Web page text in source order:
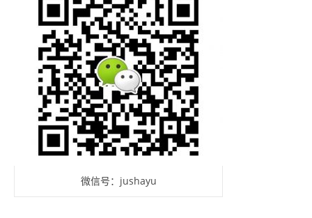
微信号：jushayu